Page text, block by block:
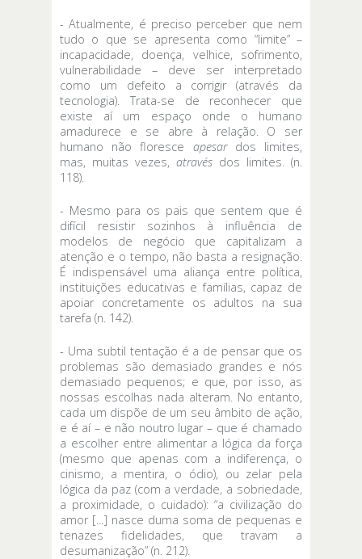
- Atualmente, é preciso perceber que nem
tudo o que se apresenta como “limite” –
incapacidade, doença, velhice, sofrimento,
vulnerabilidade – deve ser interpretado
como um defeito a corrigir (através da
tecnologia). Trata-se de reconhecer que
existe aí um espaço onde o humano
amadurece e se abre à relação. O ser
humano não floresce apesardos limites,
mas, muitas vezes, através dos limites. (n.
118).
- Mesmo para os pais que sentem que é
difícil resistir sozinhos à influência de
modelos de negócio que capitalizam a
atenção e o tempo, não basta a resignação.
É indispensável uma aliança entre política,
instituições educativas e famílias, capaz de
apoiar concretamente os adultos na sua
tarefa (n. 142).
- Uma subtil tentação é a de pensar que os
problemas são demasiado grandes e nós
demasiado pequenos; e que, por isso, as
nossas escolhas nada alteram. No entanto,
cada um dispõe de um seu âmbito de ação,
e é aí – e não noutro lugar – que é chamado
a escolher entre alimentar a lógica da força
(mesmo que apenas com a indiferença, o
cinismo, a mentira, o ódio), ou zelar pela
lógica da paz (com a verdade, a sobriedade,
a proximidade, o cuidado): “a civilização do
amor [...] nasce duma soma de pequenas e
tenazes fidelidades, que travam a
desumanização” (n. 212).